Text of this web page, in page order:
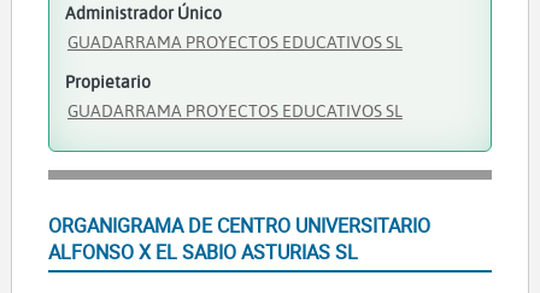
Administrador Único
GUADARRAMA PROYECTOS EDUCATIVOS SL
Propietario
GUADARRAMA PROYECTOS EDUCATIVOS SL
ORGANIGRAMA DE CENTRO UNIVERSITARIO
ALFONSO X EL SABIO ASTURIAS SL